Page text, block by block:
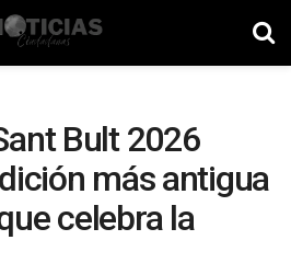
Bult 2026
más antigua
celebra la